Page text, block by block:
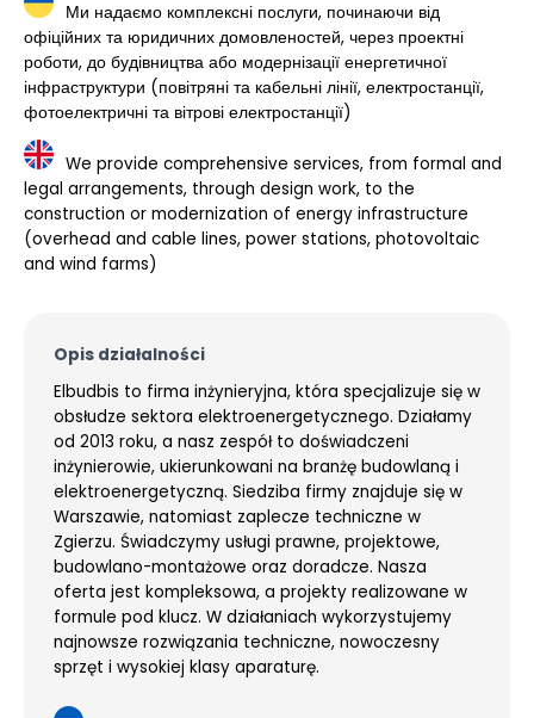
Ми надаємо комплексні послуги, починаючи від
офіційних та юридичних домовленостей, через проектні
роботи, до будівництва або модернізації енергетичної
інфраструктури (повітряні та кабельні лінії, електростанції,
фотоелектричні та вітрові електростанції)
We provide comprehensive services, from formal and
legal arrangements, through design work, to the
construction or modernization of energy infrastructure
(overhead and cable lines, power stations, photovoltaic
and wind farms)
Opis działalności
Elbudbis to firma inżynieryjna, która specjalizuje się w
obsłudze sektora elektroenergetycznego. Działamy
od 2013 roku, a nasz zespół to doświadczeni
inżynierowie, ukierunkowani na branżę budowlaną i
elektroenergetyczną. Siedziba firmy znajduje się w
Warszawie, natomiast zaplecze techniczne w
Zgierzu. Świadczymy usługi prawne, projektowe,
budowlano-montażowe oraz doradcze. Nasza
oferta jest kompleksowa, a projekty realizowane w
formule pod klucz. W działaniach wykorzystujemy
najnowsze rozwiązania techniczne, nowoczesny
sprzęt i wysokiej klasy aparaturę.